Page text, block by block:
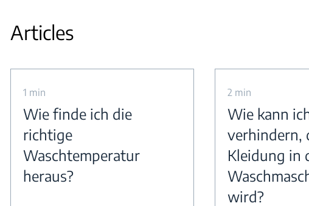
Articles
1 min
Wie finde ich die
richtige
Waschtemperatur
heraus?
2 min
Wie kann
verhindern,
Kleidung in
wird?